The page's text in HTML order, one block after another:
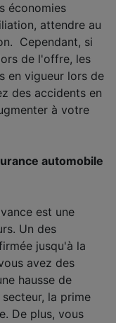
économies
attendre au
Cependant, si
de l'offre, les
en vigueur lors de
des accidents en
à votre
automobile
est une
Un des
jusqu'à la
avez des
hausse de
la prime
De plus, vous